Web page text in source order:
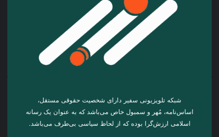
شبکه تلویزیونی سفیر دارای شخصیت حقوقی مستقل،
اساس‌نامه، مُهر و سمبول خاص می‌باشد که به عنوان یک رسانه
اسلامی ارزش‌گرا بوده که از لحاظ سیاسی بی‌طرف می‌باشد.